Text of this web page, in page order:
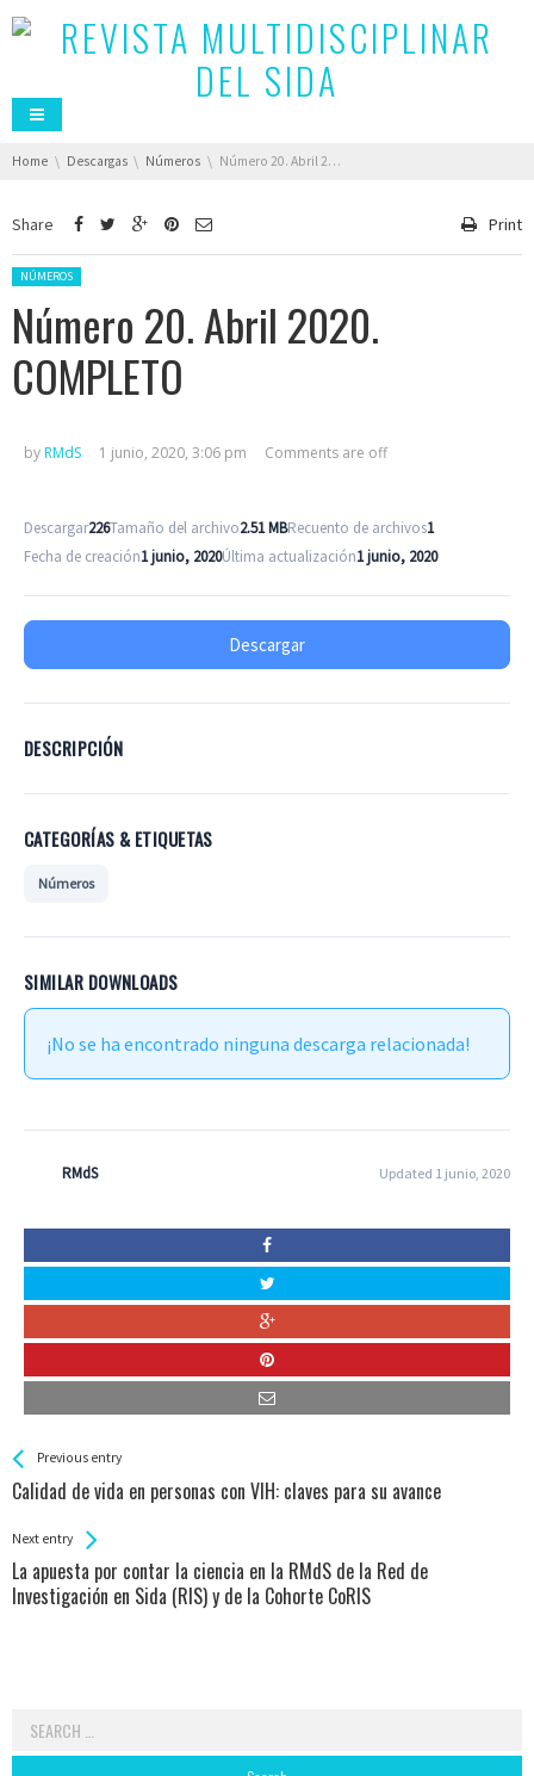
You are here:
Home Descargas Números Número 20. Abril 2020. COMPLETO
Share Print
Posted in:
NÚMEROS
Número 20. Abril 2020.
COMPLETO
by RMdS 1 junio, 2020, 3:06 pm Comments are off
Descargar226Tamaño del archivo2.51 MBRecuento de archivos1
Fecha de creación1 junio, 2020Última actualización1 junio, 2020
Descargar
DESCRIPCIÓN
CATEGORÍAS & ETIQUETAS
Números
SIMILAR DOWNLOADS
¡No se ha encontrado ninguna descarga relacionada!
RMdS Updated 1 junio, 2020
See more
Previous entry
Calidad de vida en personas con VIH: claves para su avance
Back
All
Next entry
La apuesta por contar la ciencia en la RMdS de la Red de
Investigación en Sida (RIS) y de la Cohorte CoRIS
Search